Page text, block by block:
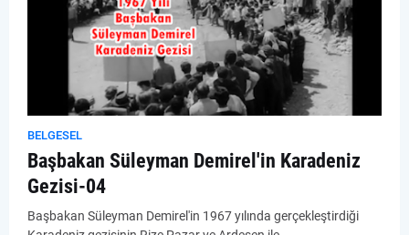
BELGESEL
Başbakan Süleyman Demirel'in Karadeniz
Gezisi-04
Başbakan Süleyman Demirel'in 1967 yılında gerçekleştirdiği